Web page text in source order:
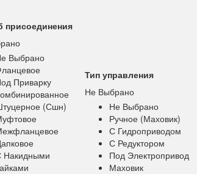
присоединения
Выбрано
Приварку
(сшн)
Накидными
Тип управления
Не Выбрано
Не Выбрано
Ручное (маховик)
С Гидроприводом
С Редуктором
Под Электропривод
Маховик